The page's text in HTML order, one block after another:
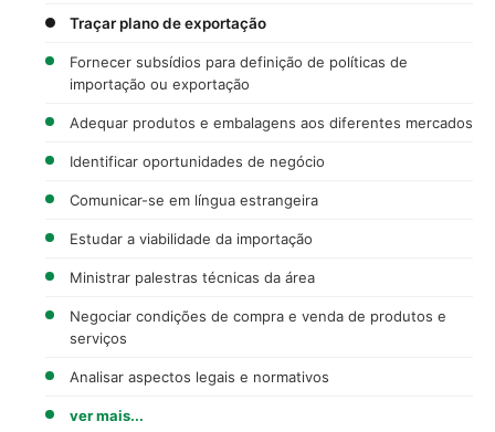
Traçar plano de exportação
Fornecer subsídios para definição de políticas de
importação ou exportação
Adequar produtos e embalagens aos diferentes mercados
Identificar oportunidades de negócio
Comunicar-se em língua estrangeira
Estudar a viabilidade da importação
Ministrar palestras técnicas da área
Negociar condições de compra e venda de produtos e
serviços
Analisar aspectos legais e normativos
ver mais...